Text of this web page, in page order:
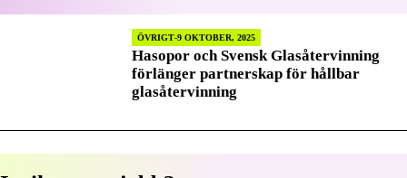
ÖVRIGT 9 OKTOBER, 2025
Hasopor och Svensk Glasåtervinning
förlänger partnerskap för hållbar
glasåtervinning